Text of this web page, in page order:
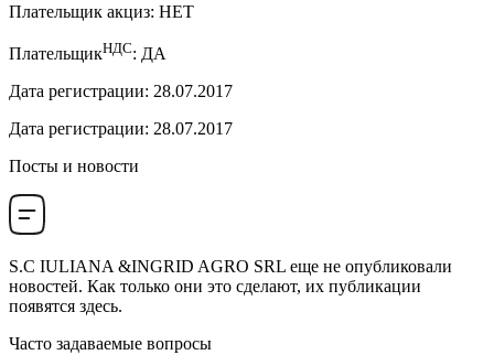
Плательщик акциз: НЕТ
ПлательщикНДС: ДА
Дата регистрации: 28.07.2017
Дата регистрации: 28.07.2017
Посты и новости
S.C IULIANA &INGRID AGRO SRL еще не опубликовали
новостей. Как только они это сделают, их публикации
появятся здесь.
Часто задаваемые вопросы